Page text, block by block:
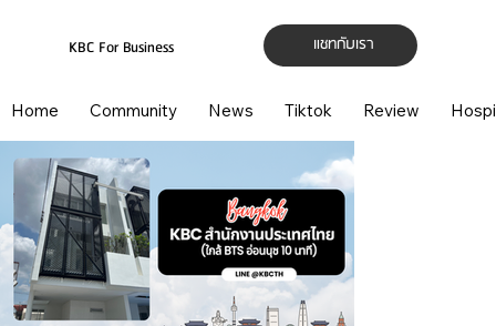
แชทกับเรา
KBC For Business
Home Community News Tiktok Review